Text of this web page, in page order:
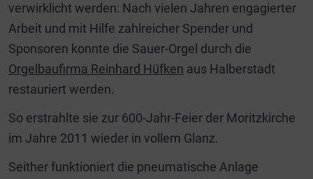
verwirklicht werden: Nach vielen Jahren engagierter
Arbeit und mit Hilfe zahlreicher Spender und
Sponsoren konnte die Sauer-Orgel durch die
Orgelbaufirma Reinhard Hüfken aus Halberstadt
restauriert werden.
So erstrahlte sie zur 600-Jahr-Feier der Moritzkirche
im Jahre 2011 wieder in vollem Glanz.
Seither funktioniert die pneumatische Anlage